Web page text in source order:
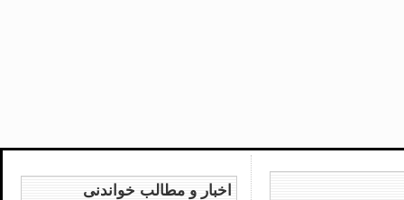
اخبار و مطالب خواندنی